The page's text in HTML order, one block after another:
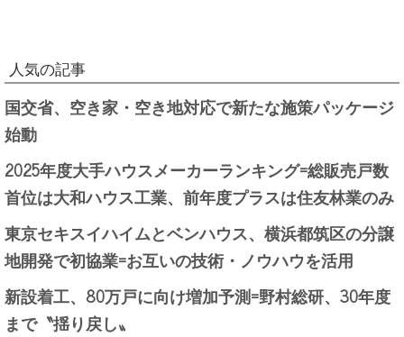
人気の記事
国交省、空き家・空き地対応で新たな施策パッケージ
始動
2025年度大手ハウスメーカーランキング=総販売戸数
首位は大和ハウス工業、前年度プラスは住友林業のみ
東京セキスイハイムとベンハウス、横浜都筑区の分譲
地開発で初協業=お互いの技術・ノウハウを活用
新設着工、80万戸に向け増加予測=野村総研、30年度
まで〝揺り戻し〟